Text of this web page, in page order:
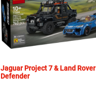
Jaguar Project 7 & Land Rover
Defender